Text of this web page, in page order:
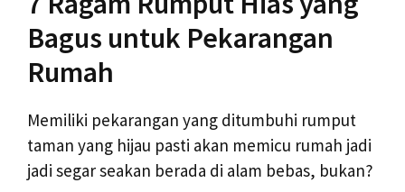
Bagus untuk Pekarangan
Rumah
Memiliki pekarangan yang ditumbuhi rumput
taman yang hijau pasti akan memicu rumah jadi
jadi segar seakan berada di alam bebas, bukan?